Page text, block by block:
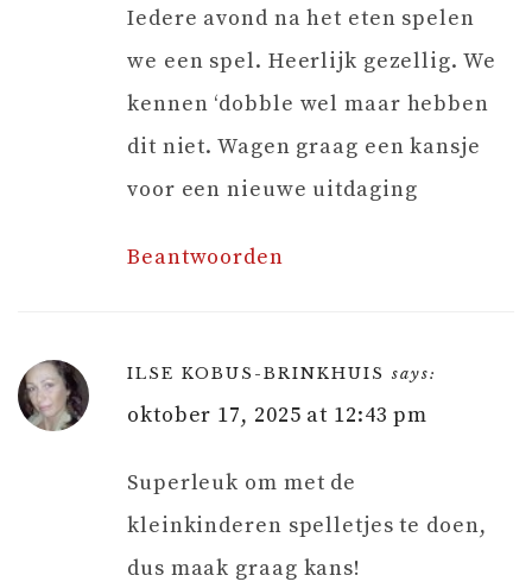
Iedere avond na het eten spelen
we een spel. Heerlijk gezellig. We
kennen ‘dobble wel maar hebben
dit niet. Wagen graag een kansje
voor een nieuwe uitdaging
Beantwoorden
ILSE KOBUS-BRINKHUIS says:
oktober 17, 2025 at 12:43 pm
Superleuk om met de
kleinkinderen spelletjes te doen,
dus maak graag kans!